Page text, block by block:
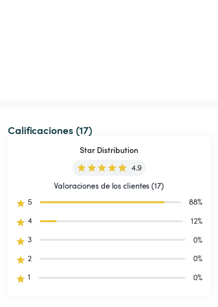
Calificaciones (17)
Star Distribution
4.9
Valoraciones de los clientes (17)
5
88%
4
12%
3
0%
2
0%
1
0%